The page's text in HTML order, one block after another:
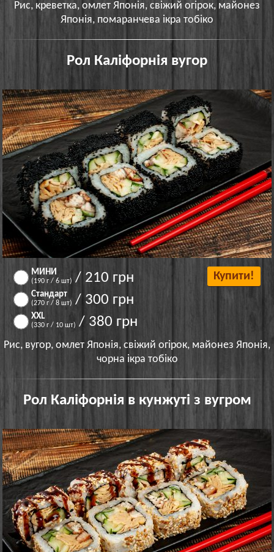
Рис, креветка, омлет Японія, свіжий огірок, майонез
Японія, помаранчева ікра тобіко
Рол Каліфорнія вугор
МИНИ
(190 г / 6 шт) / 210 грн
Стандарт
(270 г / 8 шт) / 300 грн
XXL
(330 г / 10 шт) / 380 грн
Купити!
Рис, вугор, омлет Японія, свіжий огірок, майонез Японія,
чорна ікра тобіко
Рол Каліфорнія в кунжуті з вугром